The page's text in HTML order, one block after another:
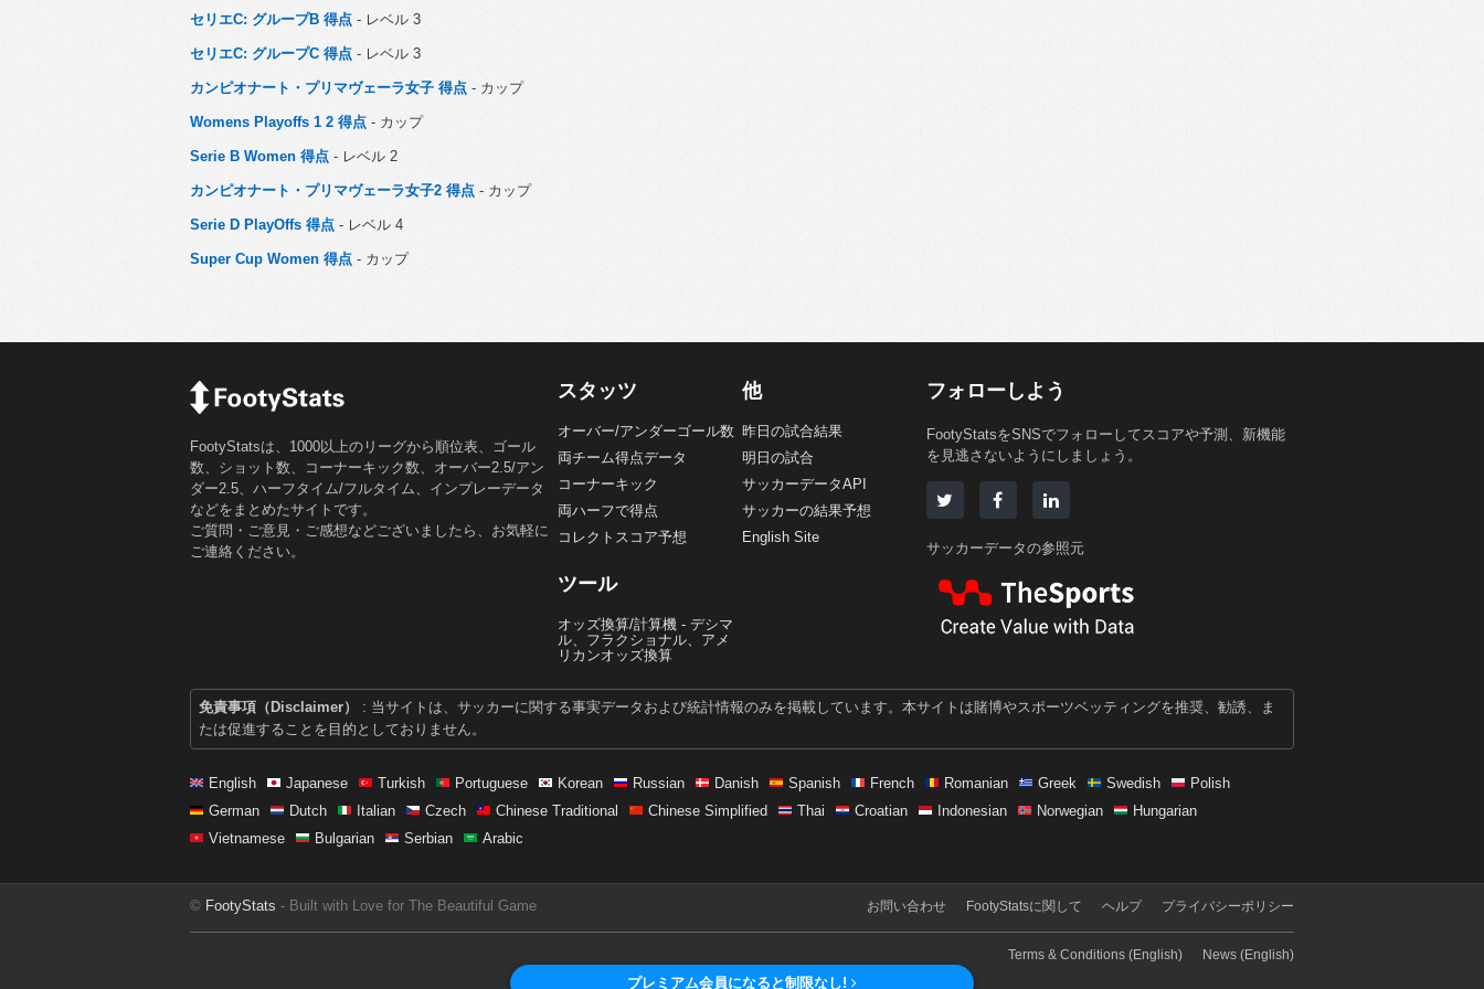
セリエC: グループB 得点 - レベル 3
セリエC: グループC 得点 - レベル 3
カンピオナート・プリマヴェーラ女子 得点 - カップ
Womens Playoffs 1 2 得点 - カップ
Serie B Women 得点 - レベル 2
カンピオナート・プリマヴェーラ女子2 得点 - カップ
Serie D PlayOffs 得点 - レベル 4
Super Cup Women 得点 - カップ
FootyStatsは、1000以上のリーグから順位表、ゴール
数、ショット数、コーナーキック数、オーバー2.5/アン
ダー2.5、ハーフタイム/フルタイム、インプレーデータ
などをまとめたサイトです。
ご質問・ご意見・ご感想などございましたら、お気軽に
ご連絡ください。
スタッツ
オーバー/アンダーゴール数
両チーム得点データ
コーナーキック
両ハーフで得点
コレクトスコア予想
ツール
オッズ換算/計算機 - デシマ
ル、フラクショナル、アメ
リカンオッズ換算
他
昨日の試合結果
明日の試合
サッカーデータAPI
サッカーの結果予想
English Site
フォローしよう
FootyStatsをSNSでフォローしてスコアや予測、新機能
を見逃さないようにしましょう。
サッカーデータの参照元
免責事項（Disclaimer）
: 当サイトは、サッカーに関する事実データおよび統計情報のみを掲載しています。本サイトは賭博やスポーツベッティングを推奨、勧誘、ま
たは促進することを目的としておりません。
English Japanese Turkish Portuguese Korean Russian Danish Spanish French Romanian Greek Swedish
Polish
German
Dutch Italian Czech Chinese Traditional Chinese Simplified Thai Croatian Indonesian Norwegian
Hungarian
Vietnamese
Bulgarian Serbian Arabic
© FootyStats - Built with Love for The Beautiful Game お問い合わせ FootyStatsに関して ヘルプ プライバシーポリシー
Terms & Conditions (English) News (English)
プレミアム会員になると制限なし!